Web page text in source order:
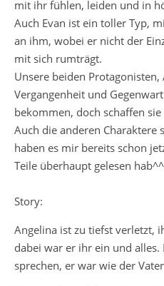
mit ihr fühlen, leiden und in
Auch Evan ist ein toller Typ,
an ihm, wobei er nicht der
mit sich rumträgt.
Unsere beiden
Vergangenheit und
bekommen, doch schaffen sie
Auch die anderen Charaktere
haben es mir bereits schon
Teile überhaupt gelesen
Story:
Angelina ist zu tiefst verletzt,
dabei war er ihr ein und
sprechen, er war wie der